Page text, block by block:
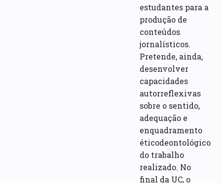
estudantes para a
produção de
conteúdos
jornalísticos.
Pretende, ainda,
desenvolver
capacidades
autorreflexivas
sobre o sentido,
adequação e
enquadramento
éticodeontológico
do trabalho
realizado. No
final da UC, o